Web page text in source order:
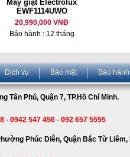
Máy giặt Electrolux
EWF1114UWO
20,990,000 VNĐ
Bảo hành : 12 tháng
Dịch vụ Bảo mật Bảo hành
Tân Phú, Quận 7, TP.Hồ Chí Minh.
- 0942 547 456 - 092 657 5555
Phúc Diễn, Quận Bắc Từ Liêm,